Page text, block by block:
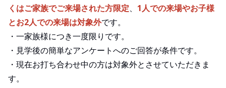
くはご家族でご来場された方限定、 1人での来場やお子様
とお2人での来場は対象外です。
・一家族様につき一度限りです。
・見学後の簡単なアンケートへのご回答が条件です。
・現在お打ち合わせ中の方は対象外とさせていただきま
す。